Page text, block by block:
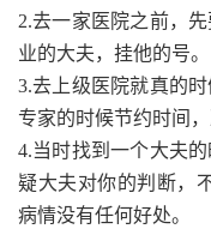
2.去一家医院之前，
业的大夫，挂他的号。
3.去上级医院就真的
专家的时候节约时间，
4.当时找到一个大夫
疑大夫对你的判断，
病情没有任何好处。